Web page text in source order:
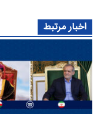
اخبار مرتبط